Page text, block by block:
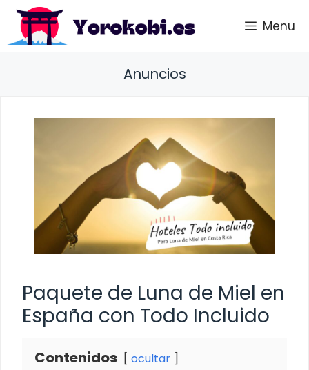
Saltar
contenido
Menu
Anuncios
Paquete de Luna de Miel en
España con Todo Incluido
Contenidos ocultar